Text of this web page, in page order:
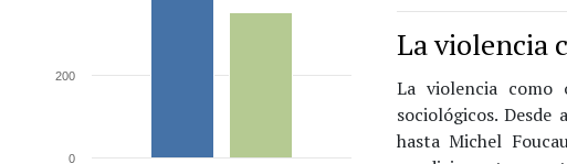
0
200
La violencia
La violencia como
sociológicos.
hasta Michel